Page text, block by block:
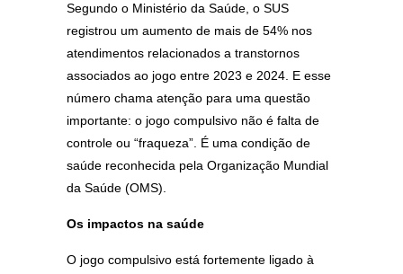
Segundo o Ministério da Saúde, o SUS
registrou um aumento de mais de 54% nos
atendimentos relacionados a transtornos
associados ao jogo entre 2023 e 2024. E esse
número chama atenção para uma questão
importante: o jogo compulsivo não é falta de
controle ou “fraqueza”. É uma condição de
saúde reconhecida pela Organização Mundial
da Saúde (OMS).
Os impactos na saúde
O jogo compulsivo está fortemente ligado à